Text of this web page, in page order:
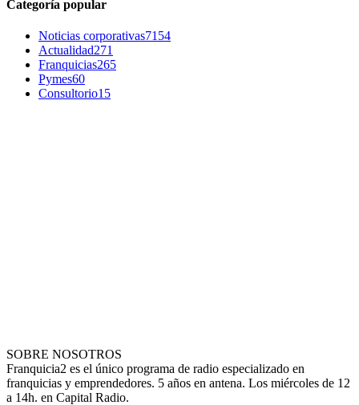
Categoría popular
Noticias corporativas7154
Actualidad271
Franquicias265
Pymes60
Consultorio15
SOBRE NOSOTROS
Franquicia2 es el único programa de radio especializado en
franquicias y emprendedores. 5 años en antena. Los miércoles de 12
a 14h. en Capital Radio.